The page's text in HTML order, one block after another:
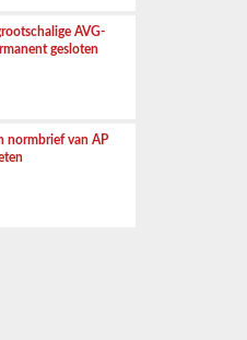
AVG-
gesloten
normbrief van AP